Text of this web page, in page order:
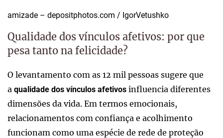
amizade – depositphotos.com / IgorVetushko
Qualidade dos vínculos afetivos: por que
pesa tanto na felicidade?
O levantamento com as 12 mil pessoas sugere que
a qualidade dos vínculos afetivos influencia diferentes
dimensões da vida. Em termos emocionais,
relacionamentos com confiança e acolhimento
funcionam como uma espécie de rede de proteção